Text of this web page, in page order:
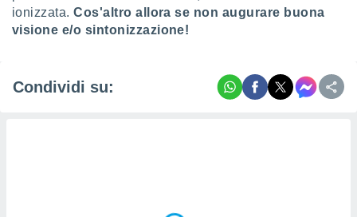
ionizzata. Cos'altro allora se non augurare buona
visione e/o sintonizzazione!
Condividi su: